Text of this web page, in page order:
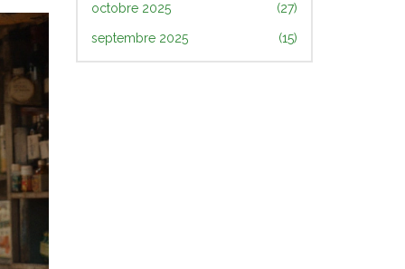
octobre 2025 (27)
septembre 2025 (15)